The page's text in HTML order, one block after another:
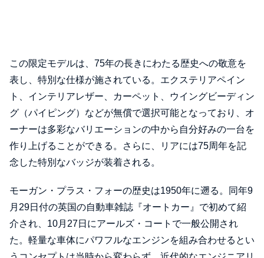
この限定モデルは、75年の長きにわたる歴史への敬意を
表し、特別な仕様が施されている。エクステリアペイン
ト、インテリアレザー、カーペット、ウイングビーディン
グ（パイピング）などが無償で選択可能となっており、オ
ーナーは多彩なバリエーションの中から自分好みの一台を
作り上げることができる。さらに、リアには75周年を記
念した特別なバッジが装着される。
モーガン・プラス・フォーの歴史は1950年に遡る。同年9
月29日付の英国の自動車雑誌『オートカー』で初めて紹
介され、10月27日にアールズ・コートで一般公開され
た。軽量な車体にパワフルなエンジンを組み合わせるとい